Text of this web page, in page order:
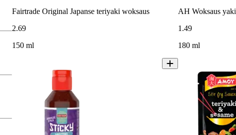
Fairtrade Original Japanse teriyaki woksaus
2.69
150 ml
AH Woksaus
1.49
180 ml